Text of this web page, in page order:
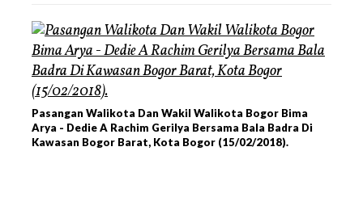
Pasangan Walikota Dan Wakil Walikota Bogor Bima
Arya - Dedie A Rachim Gerilya Bersama Bala Badra Di
Kawasan Bogor Barat, Kota Bogor (15/02/2018).